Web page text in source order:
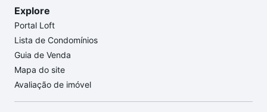
Explore
Portal Loft
Lista de Condomínios
Guia de Venda
Mapa do site
Avaliação de imóvel